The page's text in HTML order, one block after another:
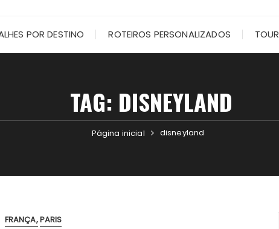
POR DESTINO ROTEIROS PERSONALIZADOS
TAG: DISNEYLAND
Página inicial disneyland
FRANÇA PARIS